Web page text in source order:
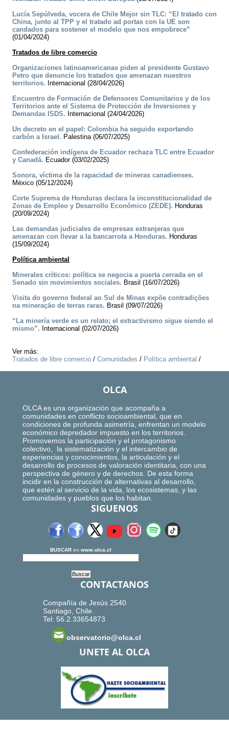
Lucía Sepúlveda, vocera de Chile Mejor sin TLC: “El tratado con
China, junto al TPP y el tratado ad portas con la UE son
candados para sostener el modelo que nos empobrece”
(01/04/2024)
Tratados de libre comercio
Organizaciones latinoamericanas piden al presidente Gustavo
Petro que denuncie los tratados que amenazan nuestros
territorios. Internacional (28/04/2026)
Encuentro de Formación de Defensores Comunitarios y de los
Territorios ante el Sistema de Protección de Inversiones y
Demandas ISDS. Internacional (24/04/2026)
Un decreto en el papel: Colombia ha seguido exportando
carbón a Israel. Palestina (06/07/2025)
Confederación indígena de Ecuador rechaza TLC entre Ecuador
y Canadá. Ecuador (03/02/2025)
Sonora, víctima de la rapacidad de mineras canadienses.
México (05/12/2024)
Corte Suprema de Honduras declara la inconstitucionalidad de
Zonas de Empleo y Desarrollo Económico (ZEDE). Honduras
(20/09/2024)
Las demandas judiciales de empresas extranjeras que
amenazan con llevar a la bancarrota a Honduras. Honduras
(15/09/2024)
Política ambiental
Minerales críticos: política se negocia a puerta cerrada en el
Senado sin movimientos sociales. Brasil (16/07/2026)
Visita do governo federal ao Sul de Minas expõe contradições
na mineração de terras raras. Brasil (09/07/2026)
“La minería verde es un relato; el extractivismo sigue siendo el
mismo”. Internacional (02/07/2026)
Ver más:
Tratados de libre comercio / Comunidades / Política ambiental /
OLCA
OLCA es una organización que acompaña a
comunidades en conflicto socioambiental, que en
condiciones de profunda asimetría, enfrentan un modelo
económico depredador impuesto en los territorios.
Promovemos la participación y el protagonismo
colectivo, la sistematización y el intercambio de
experiencias y conocimientos, la articulación y el
desarrollo de procesos de valoración identitaria, con una
perspectiva de género y de derechos. De esta forma
incidir en la construcción de alternativas al desarrollo,
que estén al servicio de la vida, los ecosistemas, y las
comunidades y pueblos que los habitan.
SIGUENOS
BUSCAR en www.olca.cl
CONTACTANOS
Compañía de Jesús 2540
Santiago, Chile.
Tel: 56.2.33654873
observatorio@olca.cl
UNETE AL OLCA